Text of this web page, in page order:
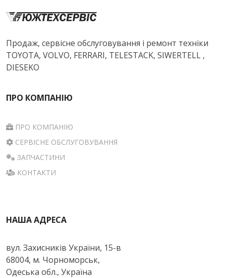
Продаж, сервісне обслуговування і ремонт техніки
TOYOTA, VOLVO, FERRARI, TELESTACK, SIWERTELL ,
DIESEKO
ПРО КОМПАНІЮ
ПРО КОМПАНІЮ
СЕРВІСНЕ ОБСЛУГОВУВАННЯ
ЗАПЧАСТИНИ
КОНТАКТИ
НАША АДРЕСА
вул. Захисників України, 15-в
68004, м. Чорноморськ,
Одеська обл., Україна